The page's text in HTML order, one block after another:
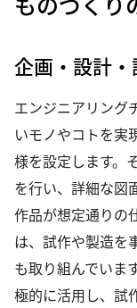
企画・設計
エンジニアリング
いモノやコトを実
様を設定します。
を行い、詳細な図
作品が想定通りの
は、試作や製造を
も取り組んでいま
極的に活用し、試